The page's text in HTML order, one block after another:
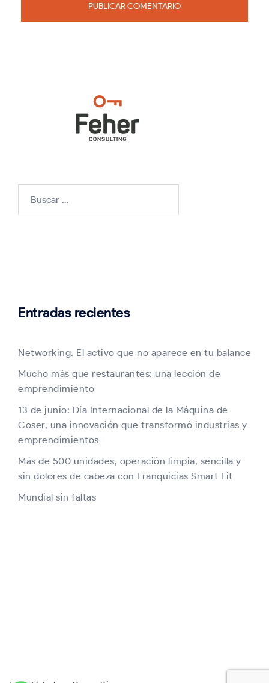
Entradas recientes
Networking. El activo que no aparece en tu balance
Mucho más que restaurantes: una lección de
emprendimiento
13 de junio: Día Internacional de la Máquina de
Coser, una innovación que transformó industrias y
emprendimientos
Más de 500 unidades, operación limpia, sencilla y
sin dolores de cabeza con Franquicias Smart Fit
Mundial sin faltas